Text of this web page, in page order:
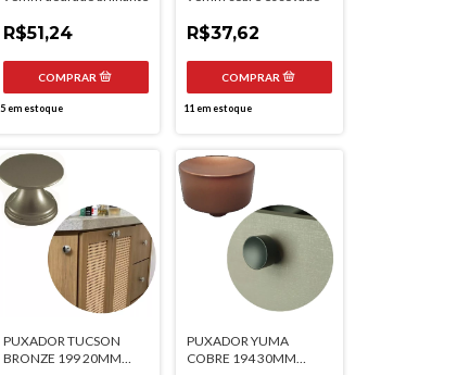
R$51,24
5em estoque
R$37,62
11 em estoque
PUXADOR TUCSON
BRONZE 199 20MM
PUXADOR YUMA
COBRE 194 30MM